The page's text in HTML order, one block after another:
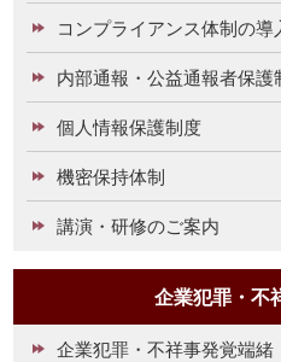
コンプライアンス体制の導
内部通報・公益通報者保護
個人情報保護制度
機密保持体制
講演・研修のご案内
企業犯罪・不
企業犯罪・不祥事発覚端緒